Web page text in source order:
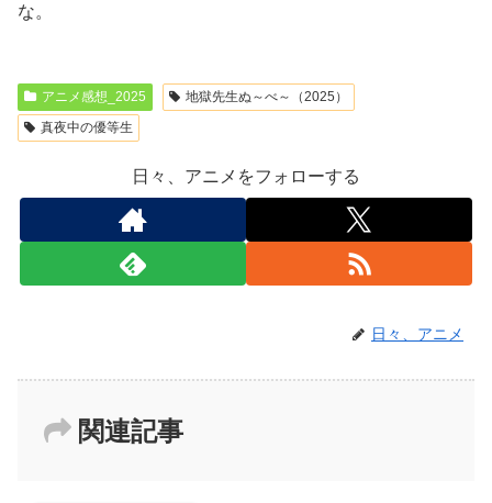
な。
アニメ感想_2025
地獄先生ぬ～べ～（2025）
真夜中の優等生
日々、アニメをフォローする
日々、アニメ
関連記事